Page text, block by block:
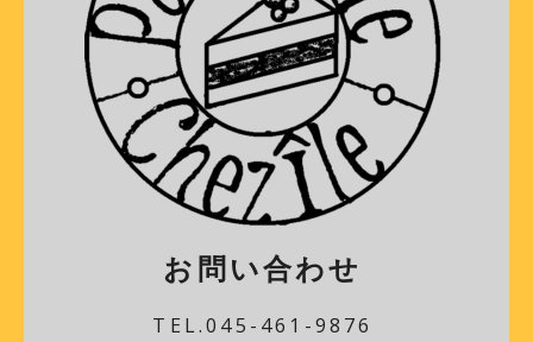
お問い合わせ
TEL.045-461-9876